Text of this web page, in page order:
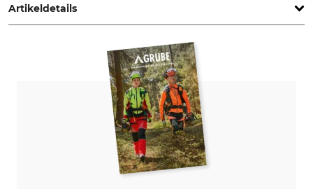
Artikeldetails
Produkttyp
Knotengeflecht
Modellbezeichnung
Prairie-Lourd schwer
Anzahl horizontale Drähte
10
Abstand vertikale Drähte
Horizontaldrahtdurchmesser